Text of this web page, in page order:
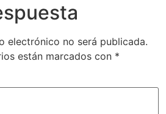
electrónico no será publicada.
están marcados con *